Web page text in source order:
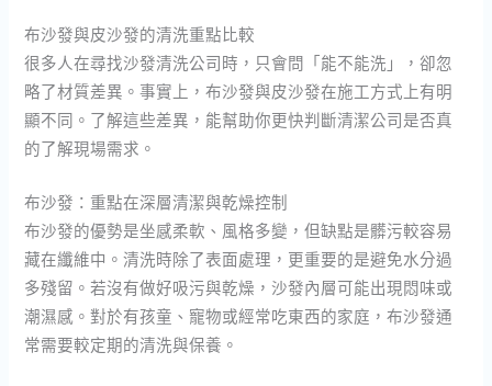
布沙發與皮沙發的清洗重點比較
很多人在尋找沙發清洗公司時，只會問「能不能洗」，卻忽
略了材質差異。事實上，布沙發與皮沙發在施工方式上有明
顯不同。了解這些差異，能幫助你更快判斷清潔公司是否真
的了解現場需求。
布沙發：重點在深層清潔與乾燥控制
布沙發的優勢是坐感柔軟、風格多變，但缺點是髒污較容易
藏在纖維中。清洗時除了表面處理，更重要的是避免水分過
多殘留。若沒有做好吸污與乾燥，沙發內層可能出現悶味或
潮濕感。對於有孩童、寵物或經常吃東西的家庭，布沙發通
常需要較定期的清洗與保養。